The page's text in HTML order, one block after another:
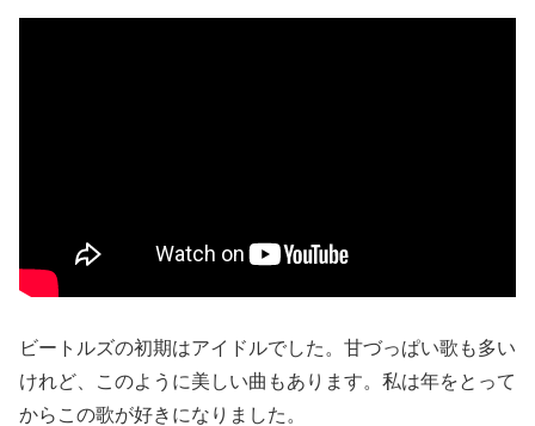
ビートルズの初期はアイドルでした。甘づっぱい歌も多い
けれど、このように美しい曲もあります。私は年をとって
からこの歌が好きになりました。